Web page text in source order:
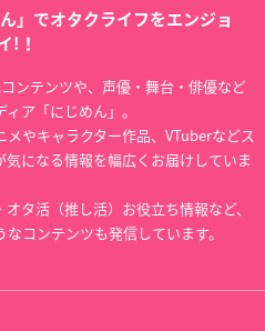
」でオタクライフをエンジョ
!！
ンテンツや、声優・舞台・俳優など
ア「にじめん」。
やキャラクター作品、VTuberなどス
になる情報を幅広くお届けしていま
タ活（推し活）お役立ち情報など、
コンテンツも発信しています。